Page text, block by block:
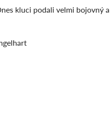
kluci podali velmi bojovný a